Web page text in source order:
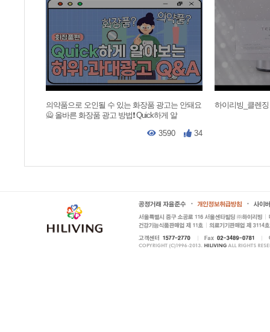
의약품으로 오인될 수 있는 화장품 광고는 안돼요
🙅 올바른 화장품 광고 방법❗ Quick하게 알
3590
34
하이리빙_클렌